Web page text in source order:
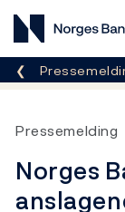
Norges
Her er du
Pressemelding
Norges